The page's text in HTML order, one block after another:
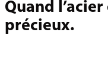
Quand
précieux.